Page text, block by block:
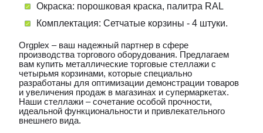
Окраска: порошковая краска, палитра RAL
Комплектация: Сетчатые корзины - 4 штуки.
Orgplex – ваш надежный партнер в сфере
производства торгового оборудования. Предлагаем
вам купить металлические торговые стеллажи с
четырьмя корзинами, которые специально
разработаны для оптимизации демонстрации товаров
и увеличения продаж в магазинах и супермаркетах.
Наши стеллажи – сочетание особой прочности,
идеальной функциональности и привлекательного
внешнего вида.